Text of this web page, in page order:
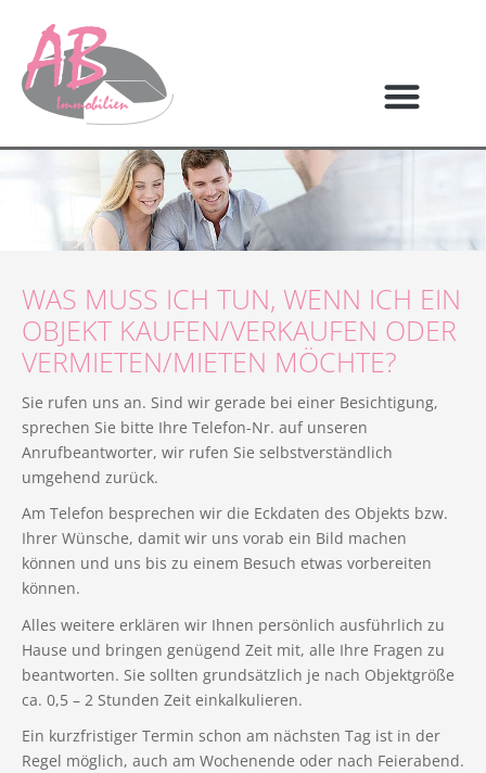
WAS MUSS ICH TUN, WENN ICH EIN
OBJEKT KAUFEN/VERKAUFEN ODER
VERMIETEN/MIETEN MÖCHTE?
Sie rufen uns an. Sind wir gerade bei einer Besichtigung,
sprechen Sie bitte Ihre Telefon-Nr. auf unseren
Anrufbeantworter, wir rufen Sie selbstverständlich
umgehend zurück.
Am Telefon besprechen wir die Eckdaten des Objekts bzw.
Ihrer Wünsche, damit wir uns vorab ein Bild machen
können und uns bis zu einem Besuch etwas vorbereiten
können.
Alles weitere erklären wir Ihnen persönlich ausführlich zu
Hause und bringen genügend Zeit mit, alle Ihre Fragen zu
beantworten. Sie sollten grundsätzlich je nach Objektgröße
ca. 0,5 – 2 Stunden Zeit einkalkulieren.
Ein kurzfristiger Termin schon am nächsten Tag ist in der
Regel möglich, auch am Wochenende oder nach Feierabend.